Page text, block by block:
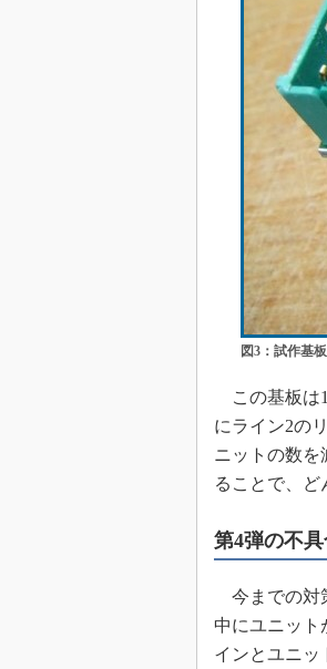
図3：試作基板
この基板は
にライン2の
ニットの数を
ることで、ど
第4弾の不
今までの対
中にユニット
インとユニッ